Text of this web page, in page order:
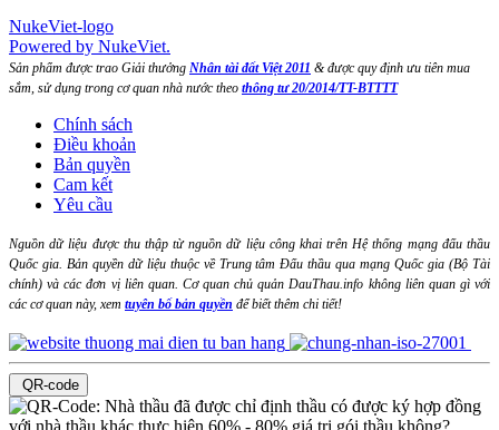
NukeViet-logo
Powered by NukeViet.
Sản phẩm được trao Giải thưởng Nhân tài đất Việt 2011 & được quy định ưu tiên mua
sắm, sử dụng trong cơ quan nhà nước theo thông tư 20/2014/TT-BTTTT
Chính sách
Điều khoản
Bản quyền
Cam kết
Yêu cầu
Nguồn dữ liệu được thu thập từ nguồn dữ liệu công khai trên Hệ thống mạng đấu thầu
Quốc gia. Bản quyền dữ liệu thuộc về Trung tâm Đấu thầu qua mạng Quốc gia (Bộ Tài
chính) và các đơn vị liên quan. Cơ quan chủ quản DauThau.info không liên quan gì với
các cơ quan này, xem tuyên bố bản quyền để biết thêm chi tiết!
QR-code